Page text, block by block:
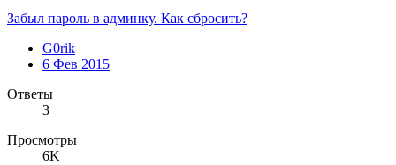
Забыл пароль в админку. Как сбросить?
G0rik
6 Фев 2015
Ответы
3
Просмотры
6K